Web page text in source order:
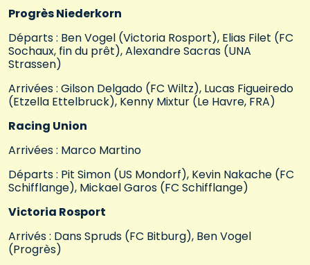
Progrès Niederkorn
Départs : Ben Vogel (Victoria Rosport), Elias Filet (FC
Sochaux, fin du prêt), Alexandre Sacras (UNA
Strassen)
Arrivées : Gilson Delgado (FC Wiltz), Lucas Figueiredo
(Etzella Ettelbruck), Kenny Mixtur (Le Havre, FRA)
Racing Union
Arrivées : Marco Martino
Départs : Pit Simon (US Mondorf), Kevin Nakache (FC
Schifflange), Mickael Garos (FC Schifflange)
Victoria Rosport
Arrivés : Dans Spruds (FC Bitburg), Ben Vogel
(Progrès)